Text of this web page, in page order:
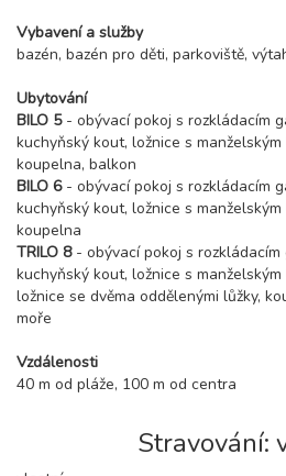
Vybavení a služby
bazén, bazén pro děti, parkoviště,
Ubytování
BILO 5- obývací pokoj s rozkládacím
kuchyňský kout, ložnice s
koupelna, balkon
BILO 6- obývací pokoj s rozkládacím
kuchyňský kout, ložnice s
koupelna
TRILO 8- obývací pokoj s rozkládacím
kuchyňský kout, ložnice s
ložnice se dvěma oddělenými lůžky,
moře
Vzdálenosti
40 m od pláže, 100 m od centra
Stravování: